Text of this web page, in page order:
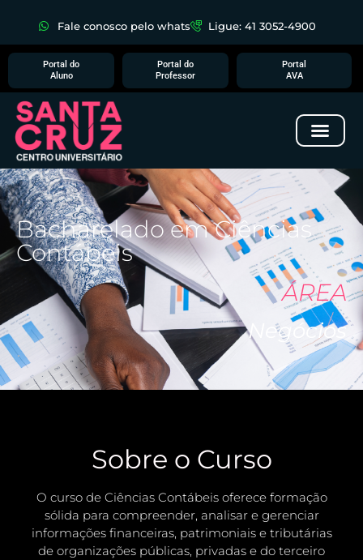
Fale conosco pelo whats Ligue: 41 3052-4900
Portal do
Aluno
Portal do
Professor
Portal
AVA
Bacharelado em Ciências
Contábeis
ÁREA
Negócios
Sobre o Curso
O curso de Ciências Contábeis oferece formação
sólida para compreender, analisar e gerenciar
informações financeiras, patrimoniais e tributárias
de organizações públicas, privadas e do terceiro